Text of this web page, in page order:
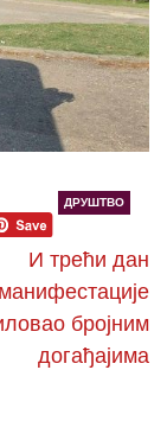
ДРУШТВО
И трећи дан
манифестације
бројним
догађајима